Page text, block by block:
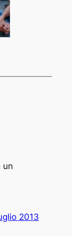
un
2013